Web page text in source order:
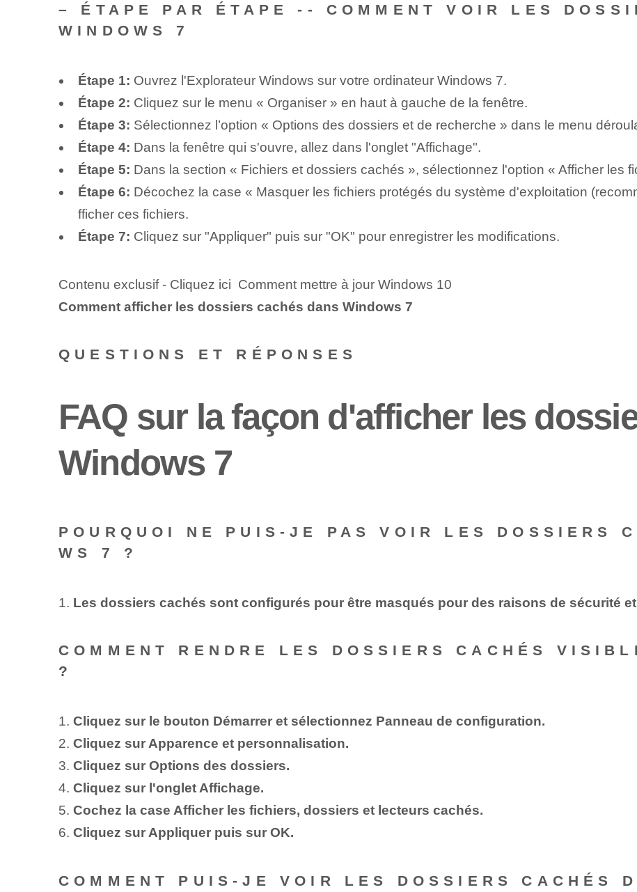
– ÉTAPE PAR ÉTAPE -- COMMENT VOIR LES
WINDOWS 7
Étape 1: Ouvrez l'Explorateur Windows sur votre ordinateur Windows 7.
Étape 2: Cliquez sur le menu « Organiser » en haut à gauche de la fenêtre.
Étape 3: Sélectionnez l’option « Options des dossiers et de recherche » dans le menu
Étape 4: Dans la fenêtre qui s'ouvre, allez dans l'onglet "Affichage".
Étape 5: Dans la section « Fichiers et dossiers cachés », sélectionnez l'option « Afficher les
Étape 6: Décochez la case « Masquer les fichiers protégés du système d'exploitation
fficher ces fichiers.
Étape 7: Cliquez sur "Appliquer" puis sur "OK" pour enregistrer les modifications.
Contenu exclusif - Cliquez ici Comment mettre à jour Windows 10
Comment afficher les dossiers cachés dans Windows 7
QUESTIONS ET RÉPONSES
FAQ sur la façon d'afficher les
Windows 7
POURQUOI NE PUIS-JE PAS VOIR LES DOSSIERS
WS 7 ?
1. Les dossiers cachés sont configurés pour être masqués pour des raisons de sécurité
COMMENT RENDRE LES DOSSIERS CACHÉS
?
1. Cliquez sur le bouton Démarrer et sélectionnez Panneau de configuration.
2. Cliquez sur Apparence et personnalisation.
3. Cliquez sur Options des dossiers.
4. Cliquez sur l'onglet Affichage.
5. Cochez la case Afficher les fichiers, dossiers et lecteurs cachés.
6. Cliquez sur Appliquer puis sur OK.
COMMENT PUIS-JE VOIR LES DOSSIERS CACHÉS